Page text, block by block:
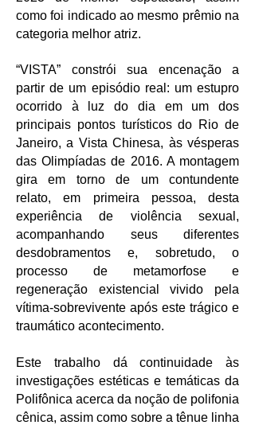
como foi indicado ao mesmo prêmio na
categoria melhor atriz.
“VISTA” constrói sua encenação a
partir de um episódio real: um estupro
ocorrido à luz do dia em um dos
principais pontos turísticos do Rio de
Janeiro, a Vista Chinesa, às vésperas
das Olimpíadas de 2016. A montagem
gira em torno de um contundente
relato, em primeira pessoa, desta
experiência de violência sexual,
acompanhando seus diferentes
desdobramentos e, sobretudo, o
processo de metamorfose e
regeneração existencial vivido pela
vítima-sobrevivente após este trágico e
traumático acontecimento.
Este trabalho dá continuidade às
investigações estéticas e temáticas da
Polifônica acerca da noção de polifonia
cênica, assim como sobre a tênue linha